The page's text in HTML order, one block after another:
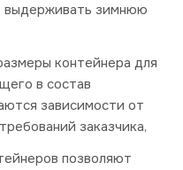
выдерживать зимнюю
контейнера для
в состав
зависимости от
заказчика,
позволяют